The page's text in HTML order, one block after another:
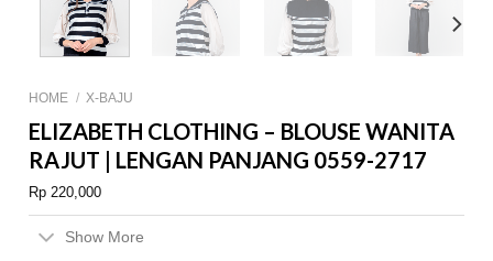
HOME / X-BAJU
ELIZABETH CLOTHING – BLOUSE WANITA
RAJUT | LENGAN PANJANG 0559-2717
Rp 220,000
Show More